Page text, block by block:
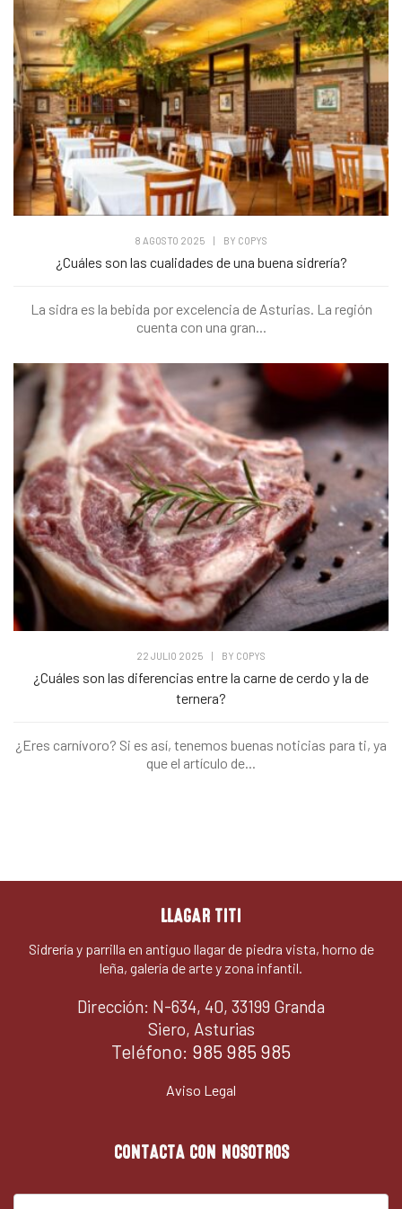
8 AGOSTO 2025 | BY COPYS
¿Cuáles son las cualidades de una buena sidrería?
La sidra es la bebida por excelencia de Asturias. La región
cuenta con una gran...
22 JULIO 2025 BY COPYS
¿Cuáles son las diferencias entre la carne de cerdo y la de
ternera?
¿Eres carnívoro? Si es así, tenemos buenas noticias para ti, ya
que el artículo de...
LLAGAR TITI
Sidrería y parrilla en antiguo llagar de piedra vista, horno de
leña, galería de arte y zona infantil.
Dirección: N-634, 40, 33199 Granda
Siero, Asturias
Teléfono: 985 985 985
Aviso Legal
CONTACTA CON NOSOTROS